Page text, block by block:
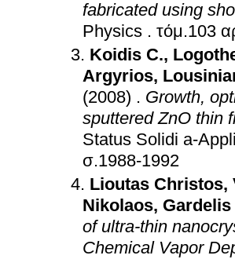
fabricated using
Physics . τόμ.103
Koidis C.,
Argyrios,
(2008) . Growth,
sputtered ZnO thin
Status Solidi a-
σ.1988-1992
Lioutas Christos,
Nikolaos, Gardelis
of ultra-thin
Chemical Vapor